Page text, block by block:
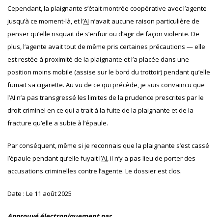
Cependant, la plaignante s’était montrée coopérative avec l’agente
jusqu’à ce moment-là, et l’AI n’avait aucune raison particulière de
penser qu’elle risquait de s’enfuir ou d’agir de façon violente. De
plus, l’agente avait tout de même pris certaines précautions — elle
est restée à proximité de la plaignante et l’a placée dans une
position moins mobile (assise sur le bord du trottoir) pendant qu’elle
fumait sa cigarette. Au vu de ce qui précède, je suis convaincu que
l’AI n’a pas transgressé les limites de la prudence prescrites par le
droit criminel en ce qui a trait à la fuite de la plaignante et de la
fracture qu’elle a subie à l’épaule.
Par conséquent, même si je reconnais que la plaignante s’est cassé
l’épaule pendant qu’elle fuyait l’AI, il n’y a pas lieu de porter des
accusations criminelles contre l’agente. Le dossier est clos.
Date : Le 11 août 2025